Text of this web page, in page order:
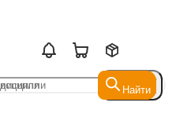
Найти
Найти